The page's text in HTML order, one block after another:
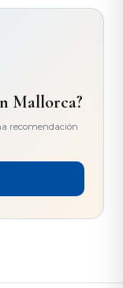
Mallorca?
recomendación